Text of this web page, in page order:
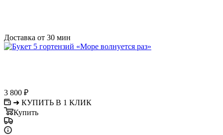
Доставка от 30 мин
3 800 ₽
➜ КУПИТЬ В 1 КЛИК
Купить